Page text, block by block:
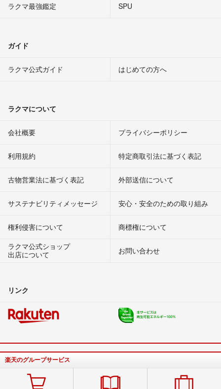
ラクマ最強鑑定
SPU
ガイド
ラクマ公式ガイド はじめての方へ
ラクマについて
会社概要 プライバシーポリシー
利用規約 特定商取引法に基づく表記
古物営業法に基づく表記 外部送信について
サステナビリティメッセージ 安心・安全のための取り組み
権利侵害について
商標権について
ラクマ公式ショップ
出店について
お問い合わせ
リンク
楽天のグループサービス